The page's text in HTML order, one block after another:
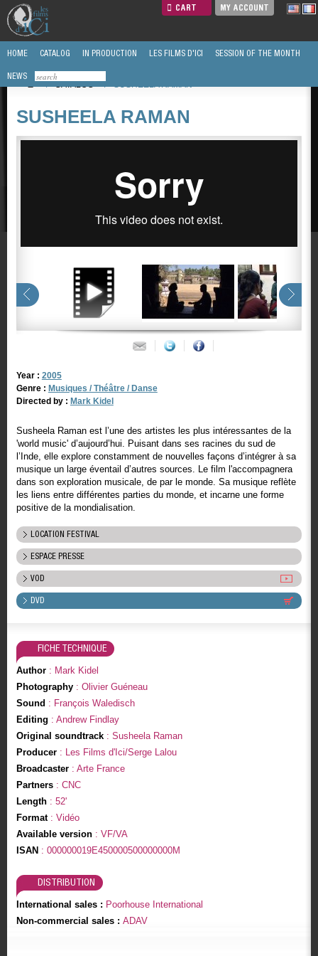
CART MY ACCOUNT
HOME CATALOG IN PRODUCTION LES FILMS D'ICI SESSION OF THE MONTH
NEWS
/
CATALOG / SUSHEELA RAMAN
SUSHEELA RAMAN
Year : 2005
Genre : Musiques / Théâtre / Danse
Directed by : Mark Kidel
Susheela Raman est l’une des artistes les plus intéressantes de la
'world music' d’aujourd’hui. Puisant dans ses racines du sud de
l’Inde, elle explore constamment de nouvelles façons d’intégrer à sa
musique un large éventail d’autres sources. Le film l'accompagnera
dans son exploration musicale, de par le monde. Sa musique reflète
les liens entre différentes parties du monde, et incarne une forme
positive de la mondialisation.
LOCATION FESTIVAL
ESPACE PRESSE
VOD
DVD
FICHE TECHNIQUE
Author: Mark Kidel
Photography: Olivier Guéneau
Sound : François Waledisch
Editing : Andrew Findlay
Original soundtrack: Susheela Raman
Producer: Les Films d'Ici/Serge Lalou
Broadcaster: Arte France
Partners: CNC
Length: 52'
Format: Vidéo
Available version: VF/VA
ISAN : 000000019E450000500000000M
DISTRIBUTION
International sales : Poorhouse International
Non-commercial sales : ADAV